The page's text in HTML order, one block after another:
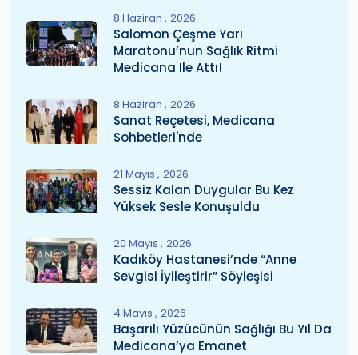
8 Haziran 2026
Salomon Çeşme Yarı
Maratonu’nun Sağlık Ritmi
Medicana Ile Attı!
8 Haziran 2026
Sanat Reçetesi, Medicana
Sohbetleri'nde
21 Mayıs 2026
Sessiz Kalan Duygular Bu Kez
Yüksek Sesle Konuşuldu
20 Mayıs 2026
Kadıköy Hastanesi’nde “Anne
Sevgisi İyileştirir” Söyleşisi
4 Mayıs 2026
Başarılı Yüzücünün Sağlığı Bu Yıl Da
Medicana’ya Emanet